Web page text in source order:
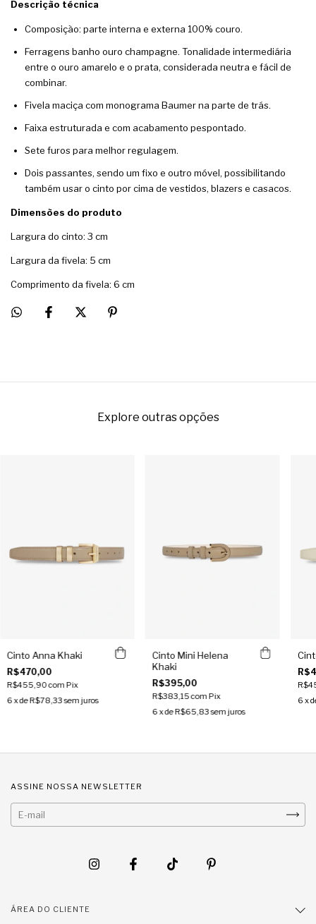
Descrição técnica
Composição: parte interna e externa 100% couro.
Ferragens banho ouro champagne. Tonalidade intermediária
entre o ouro amarelo e o prata, considerada neutra e fácil de
combinar.
Fivela maciça com monograma Baumer na parte de trás.
Faixa estruturada e com acabamento pespontado.
Sete furos para melhor regulagem.
Dois passantes, sendo um fixo e outro móvel, possibilitando
também usar o cinto por cima de vestidos, blazers e casacos.
Dimensões do produto
Largura do cinto: 3 cm
Largura da fivela: 5 cm
Comprimento da fivela: 6 cm
Explore outras opções
Cinto Anna Khaki
R$470,00
R$455,90com Pix
6 x deR$78,33 sem juros
Cinto Mini Helena
Khaki
R$395,00
R$383,15com Pix
6x deR$65,83sem juros
6 x
ASSINE NOSSA NEWSLETTER
ÁREA DO CLIENTE